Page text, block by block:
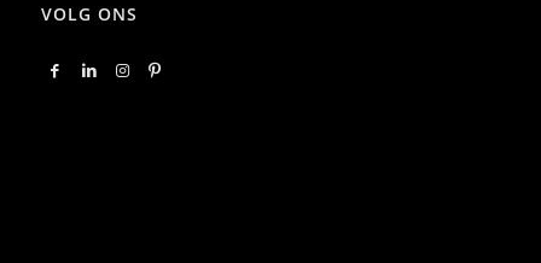
VOLG ONS